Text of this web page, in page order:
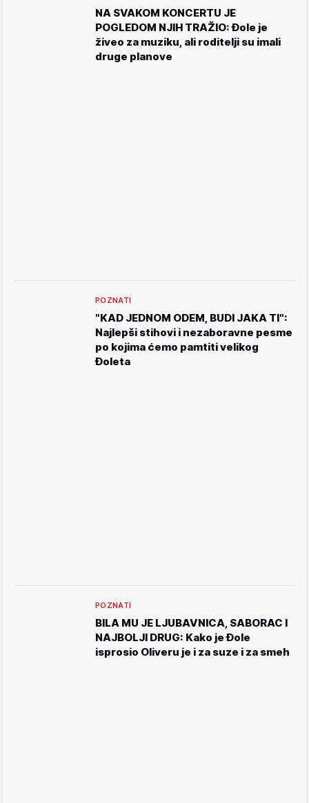
NA SVAKOM KONCERTU JE
POGLEDOM NJIH TRAŽIO: Đole je
živeo za muziku, ali roditelji su imali
druge planove
POZNATI
"KAD JEDNOM ODEM, BUDI JAKA TI":
Najlepši stihovi i nezaboravne pesme
po kojima ćemo pamtiti velikog
Đoleta
POZNATI
BILA MU JE LJUBAVNICA, SABORAC I
NAJBOLJI DRUG: Kako je Đole
isprosio Oliveru je i za suze i za smeh